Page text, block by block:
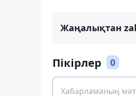
Жаңалықтан
Пікірлер 0